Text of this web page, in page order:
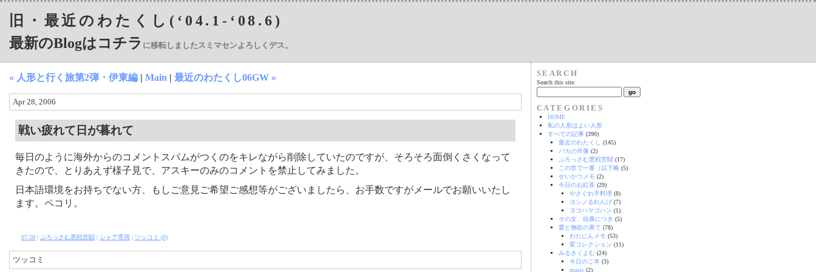
旧・最近のわたくし(‘04.1-‘08.6)
最新のBlogはコチラ に移転しましたスミマセンよろしくデス。
« 人形と行く旅第2弾・伊東編 | Main | 最近のわたくし06GW »
Apr 28, 2006
戦い疲れて日が暮れて
毎日のように海外からのコメントスパムがつくのをキレながら削除していたのですが、そろそろ面倒くさくなって
きたので、とりあえず様子見で、アスキーのみのコメントを禁止してみました。
日本語環境をお持ちでない方、もしご意見ご希望ご感想等がございましたら、お手数ですがメールでお願いいたし
ます。ペコリ。
07:50 | ぶろっさむ悪戦苦闘 | シャア専用 | ツッコミ (0)
ツッコミ
SEARCH
Search this site:
CATEGORIES
HOME
私の人形はよい人形
すべての記事(390)
最近のわたくし
(145)
バカの肖像 (2)
ぶろっさむ悪戦苦闘 (17)
この世で一番（以下略(5)
せいかつメモ(2)
今日のお紅茶(29)
やさぐれ手料理 (8)
ヨシノるれんげ(7)
ヨコハマゴハン (1)
その女、凶暴につき (5)
愛と物欲の果て (78)
わたにんメモ(53)
変コレクション (11)
みるきくよむ(24)
今日のご本(3)
music(2)